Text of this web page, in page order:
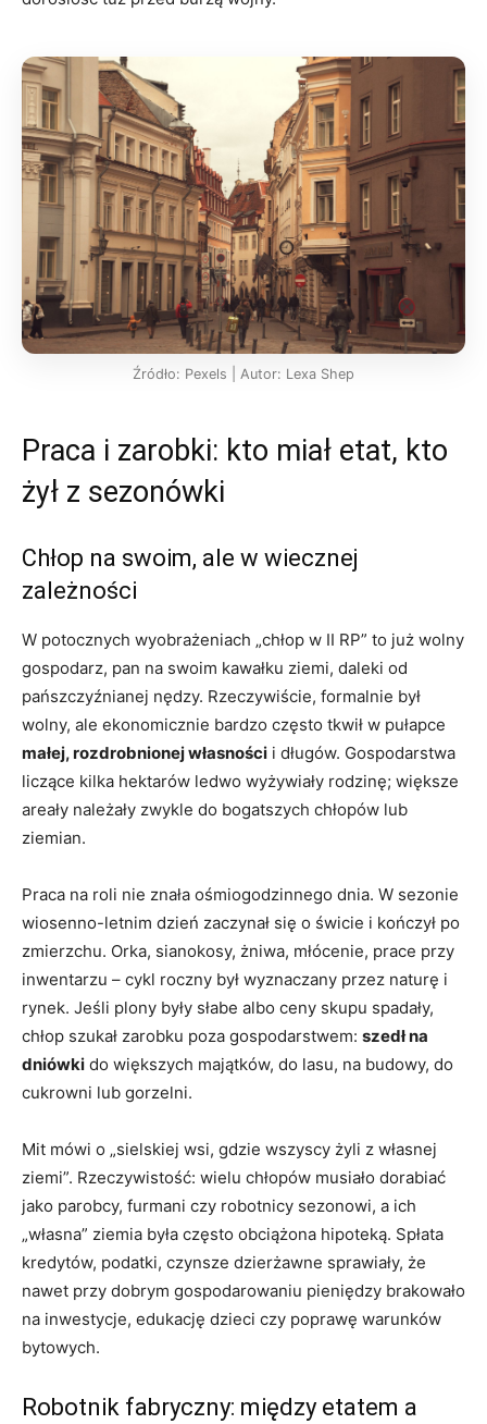
Źródło: Pexels | Autor: Lexa Shep
Praca i zarobki: kto miał etat, kto
żył z sezonówki
Chłop na swoim, ale w wiecznej
zależności
W potocznych wyobrażeniach „chłop w II RP” to już wolny
gospodarz, pan na swoim kawałku ziemi, daleki od
pańszczyźnianej nędzy. Rzeczywiście, formalnie był
wolny, ale ekonomicznie bardzo często tkwił w pułapce
małej, rozdrobnionej własności i długów. Gospodarstwa
liczące kilka hektarów ledwo wyżywiały rodzinę; większe
areały należały zwykle do bogatszych chłopów lub
ziemian.
Praca na roli nie znała ośmiogodzinnego dnia. W sezonie
wiosenno-letnim dzień zaczynał się o świcie i kończył po
zmierzchu. Orka, sianokosy, żniwa, młócenie, prace przy
inwentarzu – cykl roczny był wyznaczany przez naturę i
rynek. Jeśli plony były słabe albo ceny skupu spadały,
chłop szukał zarobku poza gospodarstwem: szedł na
dniówki do większych majątków, do lasu, na budowy, do
cukrowni lub gorzelni.
Mit mówi o „sielskiej wsi, gdzie wszyscy żyli z własnej
ziemi”. Rzeczywistość: wielu chłopów musiało dorabiać
jako parobcy, furmani czy robotnicy sezonowi, a ich
„własna” ziemia była często obciążona hipoteką. Spłata
kredytów, podatki, czynsze dzierżawne sprawiały, że
nawet przy dobrym gospodarowaniu pieniędzy brakowało
na inwestycje, edukację dzieci czy poprawę warunków
bytowych.
Robotnik fabryczny: między etatem a